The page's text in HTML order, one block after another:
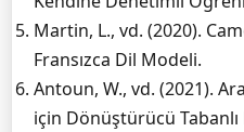
Martin, L., vd. (2020).
Fransızca Dil Modeli.
Antoun, W., vd. (2021).
için Dönüştürücü